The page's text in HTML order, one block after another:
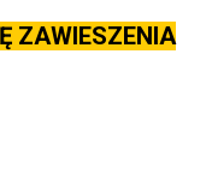
ZAWIESZENIA